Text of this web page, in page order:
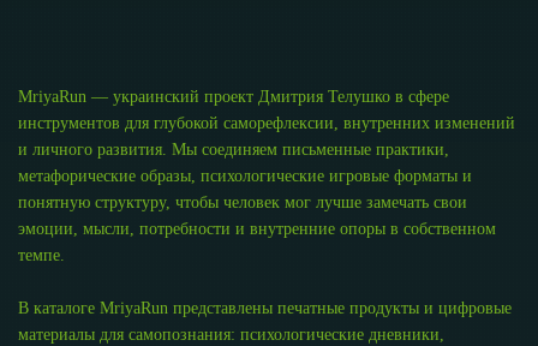
MriyaRun — украинский проект Дмитрия Телушко в сфере
инструментов для глубокой саморефлексии, внутренних изменений
и личного развития. Мы соединяем письменные практики,
метафорические образы, психологические игровые форматы и
понятную структуру, чтобы человек мог лучше замечать свои
эмоции, мысли, потребности и внутренние опоры в собственном
темпе.
В каталоге MriyaRun представлены печатные продукты и цифровые
материалы для самопознания: психологические дневники,